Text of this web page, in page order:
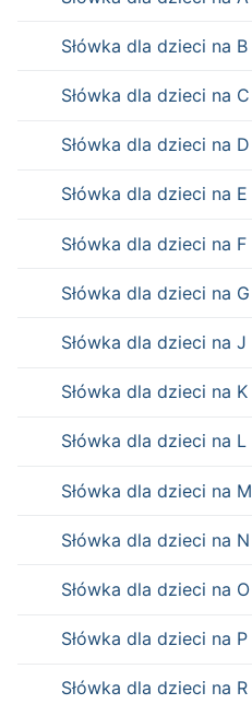
Słówka dla dzieci na B
Słówka dla dzieci na C
Słówka dla dzieci na D
Słówka dla dzieci na E
Słówka dla dzieci na F
Słówka dla dzieci na G
Słówka dla dzieci na J
Słówka dla dzieci na K
Słówka dla dzieci na L
Słówka dla dzieci na M
Słówka dla dzieci na N
Słówka dla dzieci na O
Słówka dla dzieci na P
Słówka dla dzieci na R